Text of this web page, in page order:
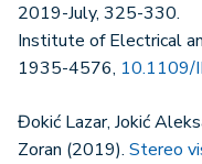
2019-July, 325-330.
Institute of Electrical
1935-4576, 10.1109/
Đokić Lazar, Jokić
Zoran (2019). Stereo